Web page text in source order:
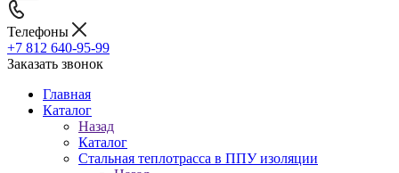
Телефоны
+7 812 640-95-99
Заказать звонок
Главная
Каталог
Назад
Каталог
Стальная теплотрасса в ППУ изоляции